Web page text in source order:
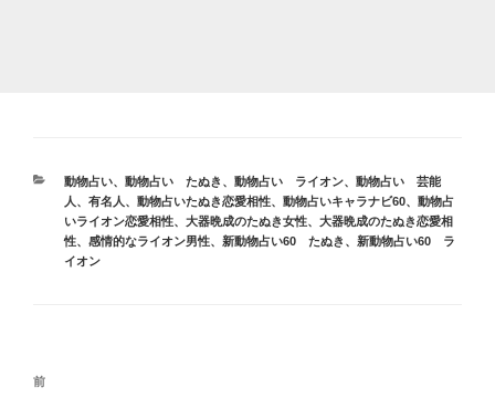
カ
テ
ゴ
リ
ー
動物占い、 動物占い たぬき 、 動物占い ライオン、 動物占い 芸能
人、有名人 、 動物占いたぬき恋愛相性、 動物占いキャラナビ60、 動物占
いライオン恋愛相性、 大器晩成のたぬき女性、 大器晩成のたぬき恋愛相
性、 感情的なライオン男性、 新動物占い60 たぬき 、 新動物占い60 ラ
イオン
投
前
前